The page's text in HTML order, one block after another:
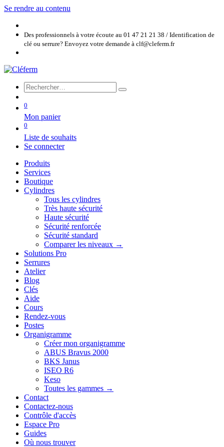
Se rendre au contenu
Des professionnels à votre écoute au 01 47 21 21 38 / Identification de
clé ou serrure? Envoyez votre demande à clf@cleferm.fr
0
Mon panier
0
Liste de souhaits
Se connecter
Produits
Services
Boutique
Cylindres
Tous les cylindres
Très haute sécurité
Haute sécurité
Sécurité renforcée
Sécurité standard
Comparer les niveaux →
Solutions Pro
Serrures
Atelier
Blog
Clés
Aide
Cours
Rendez-vous
Postes
Organigramme
Créer mon organigramme
ABUS Bravus 2000
BKS Janus
ISEO R6
Keso
Toutes les gammes →
Contact
Contactez-nous
Contrôle d'accès
Espace Pro
Guides
Où nous trouver